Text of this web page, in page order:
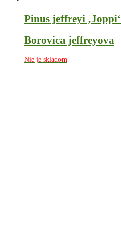
Pinus jeffreyi ‚Joppi‘
Borovica jeffreyova
Nie je skladom